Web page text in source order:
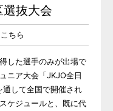
抜大会
ちら
した選手のみが出場で
ニア大会「JKJO全日
通して全国で開催され
ケジュールと、既に代